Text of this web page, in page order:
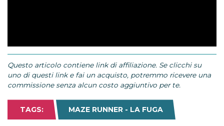
Questo articolo contiene link di affiliazione. Se clicchi su
uno di questi link e fai un acquisto, potremmo ricevere una
commissione senza alcun costo aggiuntivo per te.
TAGS: MAZE RUNNER - LA FUGA